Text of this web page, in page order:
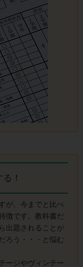
！
が、今までと比べ
徴です。教科書だ
出題されることが
ろう・・・と悩む
ージやヴィンテー